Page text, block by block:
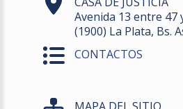
Avenida 13 entre 47
(1900) La Plata, Bs.
CONTACTOS